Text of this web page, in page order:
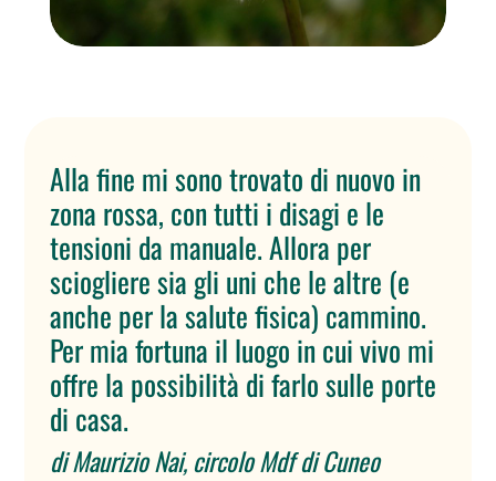
Alla fine mi sono trovato di nuovo in
zona rossa, con tutti i disagi e le
tensioni da manuale. Allora per
sciogliere sia gli uni che le altre (e
anche per la salute fisica) cammino.
Per mia fortuna il luogo in cui vivo mi
offre la possibilità di farlo sulle porte
di casa.
di Maurizio Nai, circolo Mdf di Cuneo